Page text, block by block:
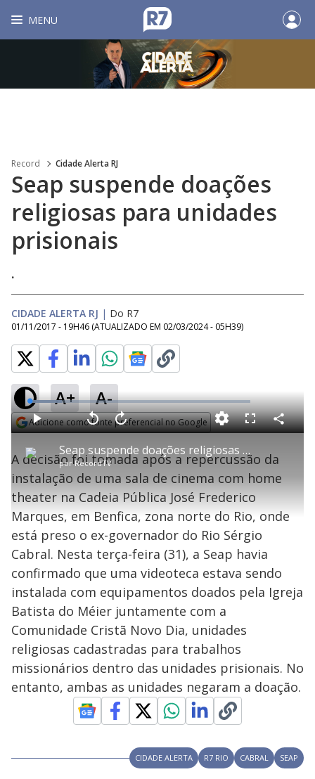
MENU
Record Cidade Alerta RJ
Seap suspende doações
religiosas para unidades
prisionais
.
CIDADE ALERTA RJ | Do R7
01/11/2017 - 19H46 (ATUALIZADO EM 02/03/2024 - 05H39)
A+ A-
Adicione como fonte preferencial no Google
P
l
a
y
V
i
d
e
Seap suspende doações religiosas para unidades prisionais
porRecordTV
P V
t
a
r
0
e
g
n
d
s
A
n
ç
a
1
e
u
n
o
s
M
u
d
o
L
o
a
d
e
1
4
.
6
9
F
s
c
e
n
C
o
i
l
A decisão foi tomada após a repercussão da
instalação de uma sala de cinema com home
theater na Cadeia Pública José Frederico
Marques, em Benfica, zona norte do Rio, onde
está preso o ex-governador do Rio Sérgio
Cabral. Nesta terça-feira (31), a Seap havia
confirmado que uma videoteca estava sendo
instalada com equipamentos doados pela Igreja
Batista do Méier juntamente com a
Comunidade Cristã Novo Dia, unidades
religiosas cadastradas para trabalhos
missionários dentro das unidades prisionais. No
entanto, ambas as unidades negaram a doação.
CIDADE ALERTA R7 RIO CABRAL SEAP